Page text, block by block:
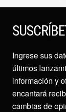
Ingrese sus
últimos
información y
encantará
cambias de